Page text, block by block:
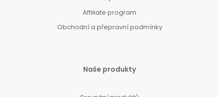
Affiliate program
Obchodní a přepravní podmínky
Naše produkty